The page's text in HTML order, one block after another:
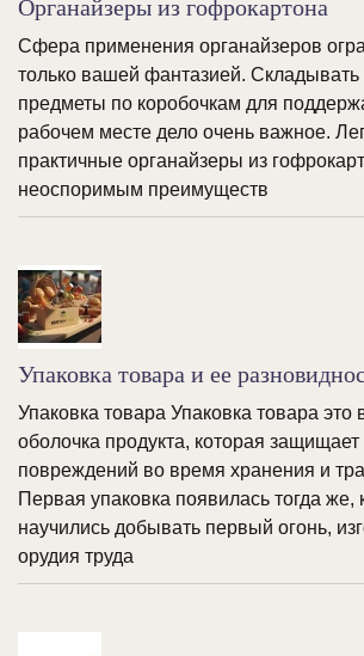
Органайзеры из гофрокартона
Сфера применения органайзеров
только вашей фантазией. Складывать
предметы по коробочкам для
рабочем месте дело очень важное.
практичные органайзеры из
неоспоримым преимуществ
Упаковка товара и ее
Упаковка товара Упаковка товара это
оболочка продукта, которая
повреждений во время хранения и
Первая упаковка появилась тогда же,
научились добывать первый огонь,
орудия труда